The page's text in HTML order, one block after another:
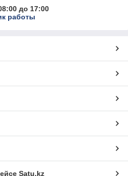
до 17:00
работы
Satu.kz